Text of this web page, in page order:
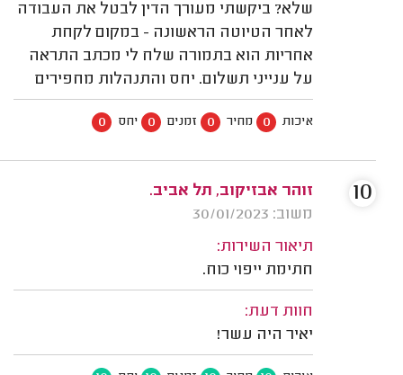
שלא? ביקשתי מעורך הדין לבטל את העבודה
לאחר הטיוטה הראשונה - במקום לקחת
אחריות הוא בתמורה שלח לי מכתב התראה
על ענייני תשלום. יחס והתנהלות מחפירים
איכות 0 מחיר 0 זמנים 0 יחס 0
זוהר אבזיקוב, תל אביב.
משוב: 30/01/2023
תיאור השירות:
חתימת ייפוי כוח.
חוות דעת:
יאיר היה עשר!
10